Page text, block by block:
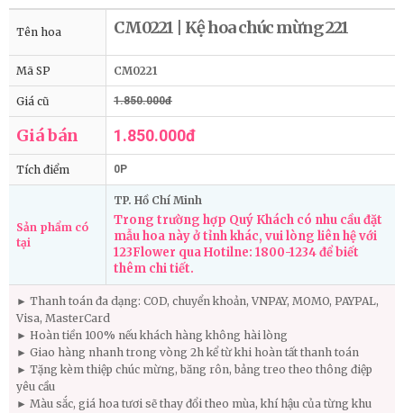
Tên hoa CM0221 | Kệ hoa chúc mừng 221
Mã SP CM0221
Giá cũ 1.850.000đ
Giá bán 1.850.000đ
Tích điểm 0P
Sản phẩm có
tại
TP. Hồ Chí Minh
Trong trường hợp Quý Khách có nhu cầu đặt
mẫu hoa này ở tỉnh khác, vui lòng liên hệ với
123Flower qua Hotilne: 1800-1234 để biết
thêm chi tiết.
► Thanh toán đa dạng: COD, chuyển khoản, VNPAY, MOMO, PAYPAL,
Visa, MasterCard
► Hoàn tiền 100% nếu khách hàng không hài lòng
► Giao hàng nhanh trong vòng 2h kể từ khi hoàn tất thanh toán
► Tặng kèm thiệp chúc mừng, băng rôn, bảng treo theo thông điệp
yêu cầu
► Màu sắc, giá hoa tươi sẽ thay đổi theo mùa, khí hậu của từng khu